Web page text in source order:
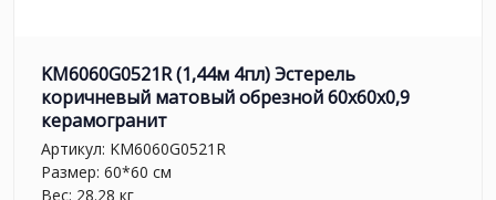
KM6060G0521R (1,44м 4пл) Эстерель
коричневый матовый обрезной 60x60x0,9
керамогранит
Артикул: KM6060G0521R
Размер: 60*60 см
Вес: 28.28 кг